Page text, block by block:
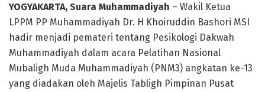
YOGYAKARTA, Suara Muhammadiyah – Wakil Ketua
LPPM PP Muhammadiyah Dr. H Khoiruddin Bashori MSI
hadir menjadi pemateri tentang Pesikologi Dakwah
Muhammadiyah dalam acara Pelatihan Nasional
Mubaligh Muda Muhammadiyah (PNM3) angkatan ke-13
yang diadakan oleh Majelis Tabligh Pimpinan Pusat